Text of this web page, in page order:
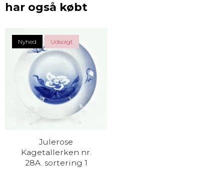
har også købt
Nyhed Udsolgt
Julerose
Kagetallerken nr.
28A. sortering 1